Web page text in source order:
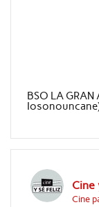
BSO LA
Cine
Cine